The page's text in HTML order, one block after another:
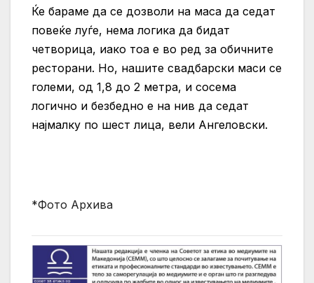
Ќе бараме да се дозволи на маса да седат
повеќе луѓе, нема логика да бидат
четворица, иако тоа е во ред за обичните
ресторани. Но, нашите свадбарски маси се
големи, од 1,8 до 2 метра, и сосема
логично и безбедно е на нив да седат
најмалку по шест лица, вели Ангеловски.
*Фото Архива